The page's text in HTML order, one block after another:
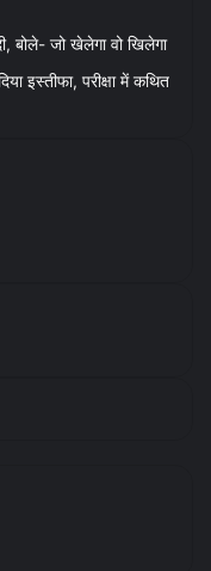
बोले- जो खेलेगा वो खिलेगा
इस्तीफा, परीक्षा में कथित